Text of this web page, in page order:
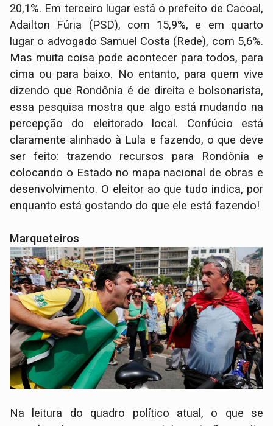
20,1%. Em terceiro lugar está o prefeito de Cacoal,
Adailton Fúria (PSD), com 15,9%, e em quarto
lugar o advogado Samuel Costa (Rede), com 5,6%.
Mas muita coisa pode acontecer para todos, para
cima ou para baixo. No entanto, para quem vive
dizendo que Rondônia é de direita e bolsonarista,
essa pesquisa mostra que algo está mudando na
percepção do eleitorado local. Confúcio está
claramente alinhado à Lula e fazendo, o que deve
ser feito: trazendo recursos para Rondônia e
colocando o Estado no mapa nacional de obras e
desenvolvimento. O eleitor ao que tudo indica, por
enquanto está gostando do que ele está fazendo!
Marqueteiros
Na leitura do quadro político atual, o que se